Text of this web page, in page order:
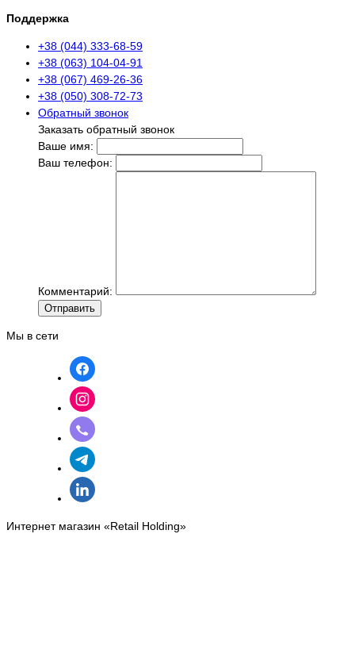
Поддержка
+38 (044) 333-68-59
+38 (063) 104-04-91
+38 (067) 469-26-36
+38 (050) 308-72-73
Обратный звонок
Заказать обратный звонок
Ваше имя:
Ваш телефон:
Комментарий:
Отправить
Мы в сети
Интернет магазин «Retail Holding»